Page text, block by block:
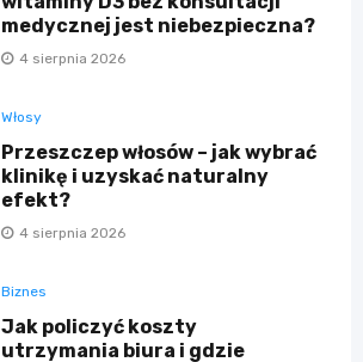
medycznej jest niebezpieczna?
4 sierpnia 2026
Włosy
Przeszczep włosów – jak wybrać
klinikę i uzyskać naturalny
efekt?
4 sierpnia 2026
Biznes
Jak policzyć koszty
utrzymania biura i gdzie